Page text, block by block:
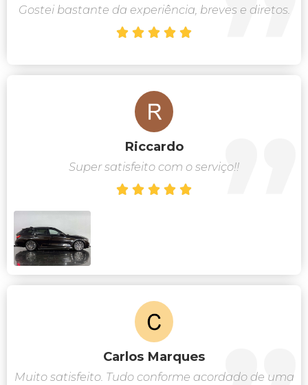
Gostei bastante da experiência, breves e diretos.
    
Riccardo
Super satisfeito com o serviço!!
    
Carlos Marques
Muito satisfeito. Tudo conforme acordado de uma